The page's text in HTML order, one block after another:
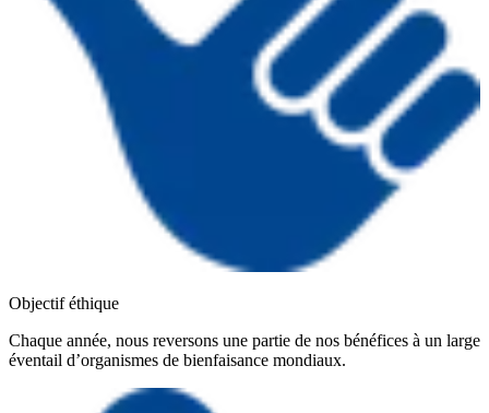
Objectif éthique
Chaque année, nous reversons une partie de nos bénéfices à un large
éventail d’organismes de bienfaisance mondiaux.